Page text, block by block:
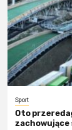
Sport
Oto
zachowujące